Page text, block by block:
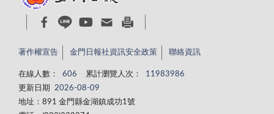
轉。
說：「事情不能這樣處理。一組買食材花了多少錢，應
該除以四，由每個組員平均分攤。如果有某個組員偷懶
他分數，不能要一位同學出那麼多錢。承昀，你上任何
課，都應該做好份內的事，才能學到東西，不能只想花
錢了事。」於是，依照兩週承昀都應該只要出五十元的
算法，要另三位組員還了承昀其他的錢。 其後，導師
著作權宣告 金門日報社資訊安全政策 聯絡資訊
在線人數： 606 累計瀏覽人次：
11983986
更新日期
2026-08-09
地址：891 金門縣金湖鎮成功1號